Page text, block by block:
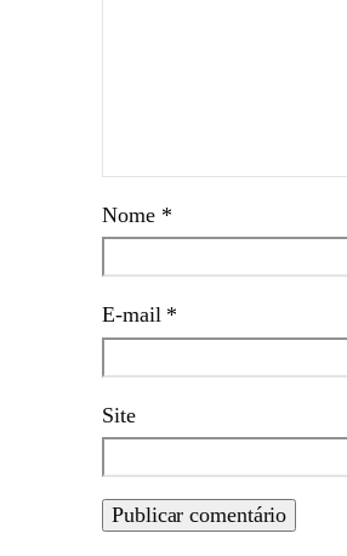
Nome *
E-mail *
Site